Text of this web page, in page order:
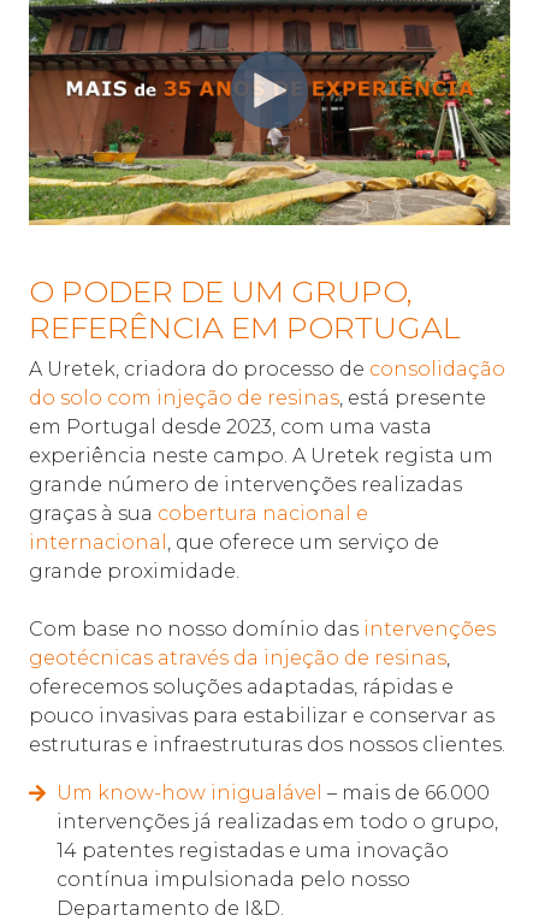
O PODER DE UM GRUPO,
REFERÊNCIA EM PORTUGAL
A Uretek, criadora do processo de consolidação
do solo com injeção de resinas, está presente
em Portugal desde 2023, com uma vasta
experiência neste campo. A Uretek regista um
grande número de intervenções realizadas
graças à sua cobertura nacional e
internacional , que oferece um serviço de
grande proximidade.
Com base no nosso domínio das intervenções
geotécnicas através da injeção de resinas,
oferecemos soluções adaptadas, rápidas e
pouco invasivas para estabilizar e conservar as
estruturas e infraestruturas dos nossos clientes.
Um know-how inigualável – mais de 66.000
intervenções já realizadas em todo o grupo,
14 patentes registadas e uma inovação
contínua impulsionada pelo nosso
Departamento de I&D.